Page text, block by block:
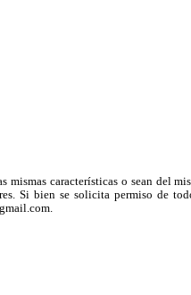
características o sean del
Si bien se solicita permiso de